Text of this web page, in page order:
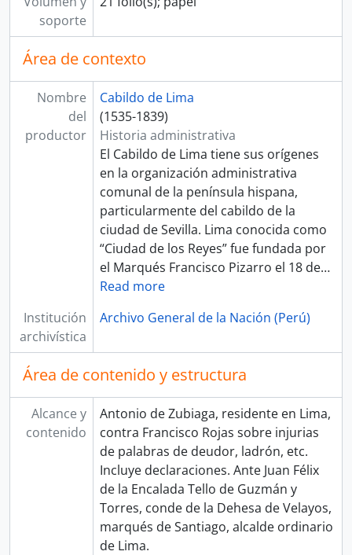
[Fondo] MINISTERIO DE HACIENDA Y COMERCIO
[Fondo] COMISIÓN NACIONAL DEL SESQUICENTENARIO DE LA INDEPENDENCIA DEL PERÚ
[Agrupación documental] FONDOS FÁCTICOS
[Agrupación documental] PROTOCOLOS NOTARIALES
[Agrupación documental] COLECCIONES
soporte
Área de contexto
Nombre
del
productor
Cabildo de Lima
(1535-1839)
Historia administrativa
El Cabildo de Lima tiene sus orígenes
en la organización administrativa
comunal de la península hispana,
particularmente del cabildo de la
ciudad de Sevilla. Lima conocida como
“Ciudad de los Reyes” fue fundada por
el Marqués Francisco Pizarro el 18 de…
Read more
Institución
archivística
Archivo General de la Nación (Perú)
Área de contenido y estructura
Alcance y
contenido
Antonio de Zubiaga, residente en Lima,
contra Francisco Rojas sobre injurias
de palabras de deudor, ladrón, etc.
Incluye declaraciones. Ante Juan Félix
de la Encalada Tello de Guzmán y
Torres, conde de la Dehesa de Velayos,
marqués de Santiago, alcalde ordinario
de Lima.